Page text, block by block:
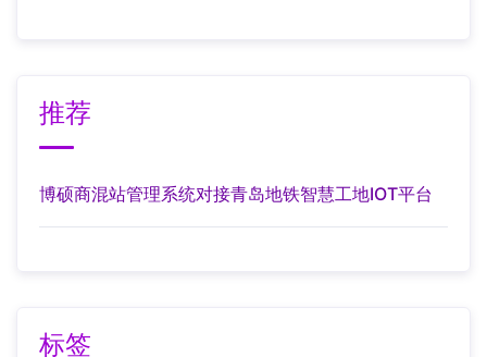
推荐
博硕商混站管理系统对接青岛地铁智慧工地IOT平台
标签